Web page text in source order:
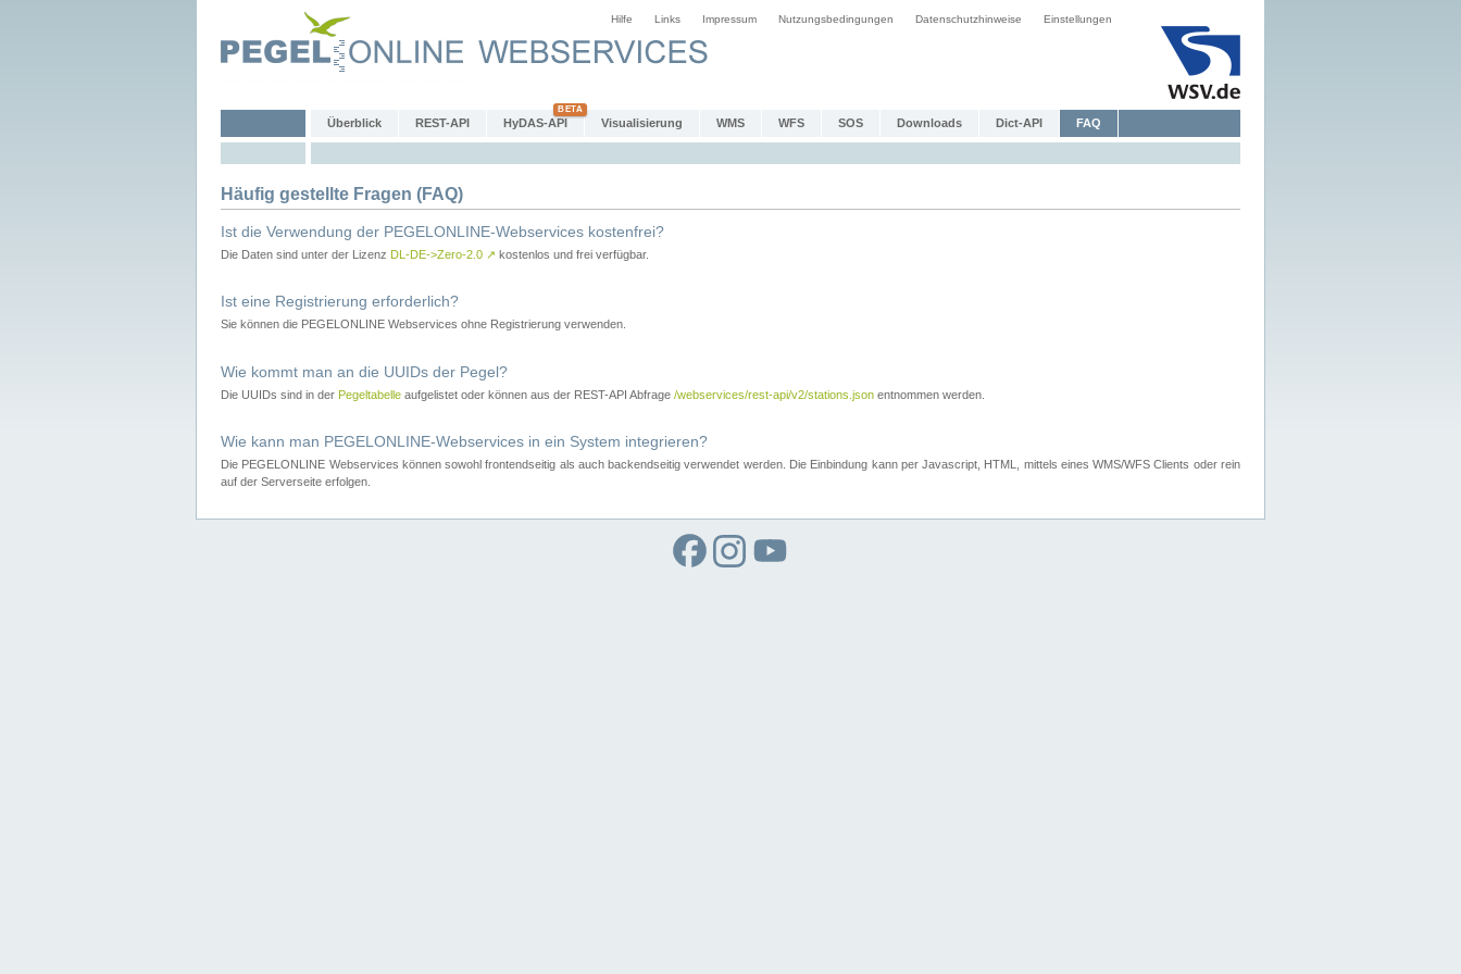
Hilfe Links Impressum Nutzungsbedingungen Datenschutzhinweise Einstellungen
Überblick REST-API HyDAS-API Visualisierung WMS WFS SOS Downloads Dict-API FAQ
Häufig gestellte Fragen (FAQ)
Ist die Verwendung der PEGELONLINE-Webservices kostenfrei?
Die Daten sind unter der Lizenz DL-DE->Zero-2.0 ↗ kostenlos und frei verfügbar.
Ist eine Registrierung erforderlich?
Sie können die PEGELONLINE Webservices ohne Registrierung verwenden.
Wie kommt man an die UUIDs der Pegel?
Die UUIDs sind in der Pegeltabelle aufgelistet oder können aus der REST-API Abfrage /webservices/rest-api/v2/stations.json entnommen werden.
Wie kann man PEGELONLINE-Webservices in ein System integrieren?
Die PEGELONLINE Webservices können sowohl frontendseitig als auch backendseitig verwendet werden. Die Einbindung kann per Javascript, HTML, mittels eines WMS/WFS Clients oder rein
auf der Serverseite erfolgen.